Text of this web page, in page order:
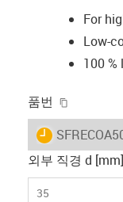
For
Low-
100
품번
igus-icon-
외부 직경 d [mm]
35